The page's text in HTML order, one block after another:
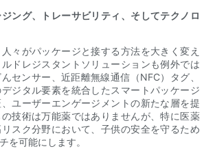
ング、トレーサビリティ、そしてテクノロ
々がパッケージと接する方法を大きく変え
ドレジスタントソリューションも例外では
センサー、近距離無線通信（NFC）タグ、
ジタル要素を統合したスマートパッケージ
ユーザーエンゲージメントの新たな層を提
技術は万能薬ではありませんが、特に医薬
スク分野において、子供の安全を守るため
を可能にします。